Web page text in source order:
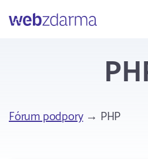
Webzdarma
Fórum podpory→ PHP